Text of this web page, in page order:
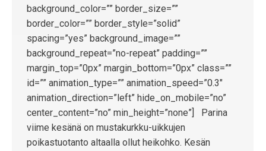
background_color=”” border_size=””
border_color=”” border_style=”solid”
spacing=”yes” background_image=””
background_repeat=”no-repeat” padding=””
margin_top=”0px” margin_bottom=”0px” class=””
id=”” animation_type=”” animation_speed=”0.3″
animation_direction=”left” hide_on_mobile=”no”
center_content=”no” min_height=”none”] Parina
viime kesänä on mustakurkku-uikkujen
poikastuotanto altaalla ollut heikohko. Kesän